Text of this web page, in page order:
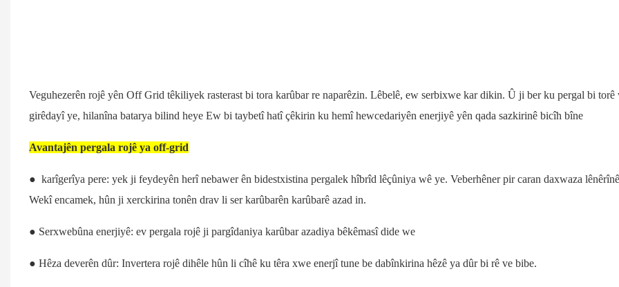
Veguhezerên rojê yên Off Grid têkiliyek rasterast bi tora karûbar re naparêzin. Lêbelê, ew serbixwe kar dikin. Û ji ber ku pergal bi torê
girêdayî ye, hilanîna batarya bilind heye Ew bi taybetî hatî çêkirin ku hemî hewcedariyên enerjiyê yên qada sazkirinê bicîh bîne
Avantajên pergala rojê ya off-grid
● karîgerîya pere: yek ji feydeyên herî nebawer ên bidestxistina pergalek hîbrîd lêçûniya wê ye. Veberhêner pir caran daxwaza
Wekî encamek, hûn ji xerckirina tonên drav li ser karûbarên karûbarê azad in.
● Serxwebûna enerjiyê: ev pergala rojê ji pargîdaniya karûbar azadiya bêkêmasî dide we
● Hêza deverên dûr: Invertera rojê dihêle hûn li cîhê ku têra xwe enerjî tune be dabînkirina hêzê ya dûr bi rê ve bibe.